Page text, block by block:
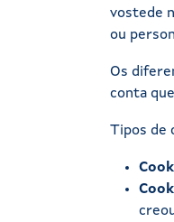
vostede
ou
Os
conta
Tipos de